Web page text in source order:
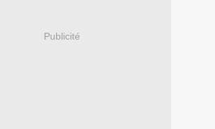
Publicité